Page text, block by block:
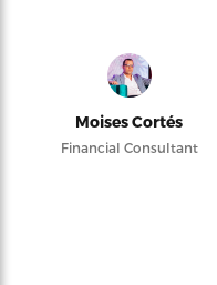
Moises Cortés
Financial Consultant